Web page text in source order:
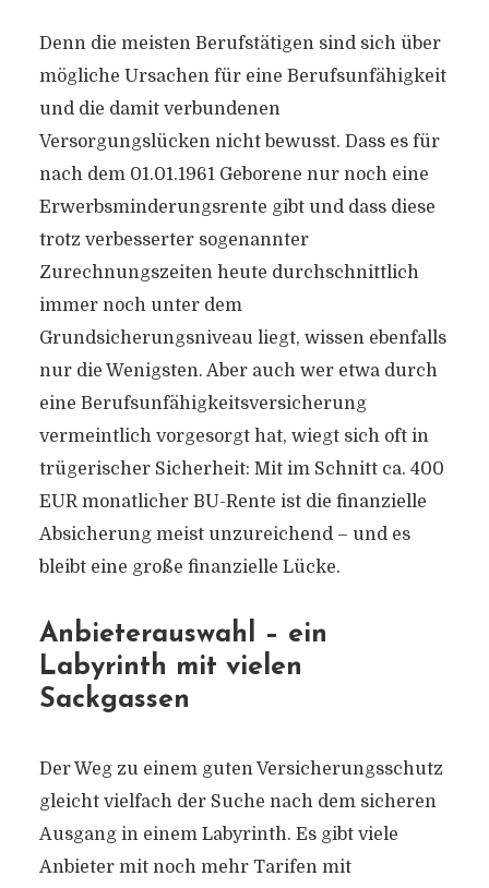
Denn die meisten Berufstätigen sind sich über
mögliche Ursachen für eine Berufsunfähigkeit
und die damit verbundenen
Versorgungslücken nicht bewusst. Dass es für
nach dem 01.01.1961 Geborene nur noch eine
Erwerbsminderungsrente gibt und dass diese
trotz verbesserter sogenannter
Zurechnungszeiten heute durchschnittlich
immer noch unter dem
Grundsicherungsniveau liegt, wissen ebenfalls
nur die Wenigsten. Aber auch wer etwa durch
eine Berufsunfähigkeitsversicherung
vermeintlich vorgesorgt hat, wiegt sich oft in
trügerischer Sicherheit: Mit im Schnitt ca. 400
EUR monatlicher BU-Rente ist die finanzielle
Absicherung meist unzureichend – und es
bleibt eine große finanzielle Lücke.
Anbieterauswahl – ein
Labyrinth mit vielen
Sackgassen
Der Weg zu einem guten Versicherungsschutz
gleicht vielfach der Suche nach dem sicheren
Ausgang in einem Labyrinth. Es gibt viele
Anbieter mit noch mehr Tarifen mit